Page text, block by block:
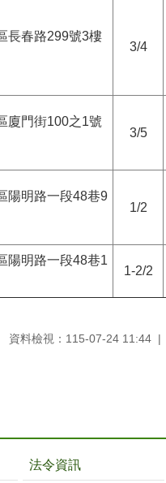
長春路299號3樓
3/4
廈門街100之1號
3/5
陽明路一段48巷9
1/2
陽明路一段48巷1
1-2/2
資料檢視：115-07-24 11:44
法令資訊